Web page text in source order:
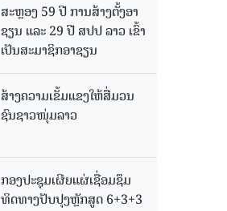
ສະຫຼອງ 59 ປີ ການສ້າງຕັ້ງອາ
ຊຽນ ແລະ 29 ປີ ສປປ ລາວ ເຂົ້າ
ເປັນສະມາຊິກອາຊຽນ
ສ້າງຄວາມເຂັ້ມແຂງໃຫ້ສື່ມວນ
ຊົນຊາວໜຸ່ມລາວ
ກອງປະຊຸມເຜີຍແຜ່ເຊື່ອມຊຶມ
ທິດທາງປັບປຸງຫຼັກສູດ 6+3+3